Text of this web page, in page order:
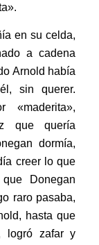
en su celda,
a cadena
Arnold había
sin querer.
«maderita»,
que quería
dormía,
creer lo que
Donegan
raro pasaba,
hasta que
logró zafar y